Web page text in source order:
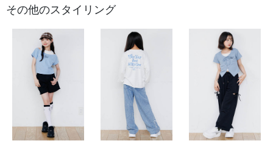
その他のスタイリング